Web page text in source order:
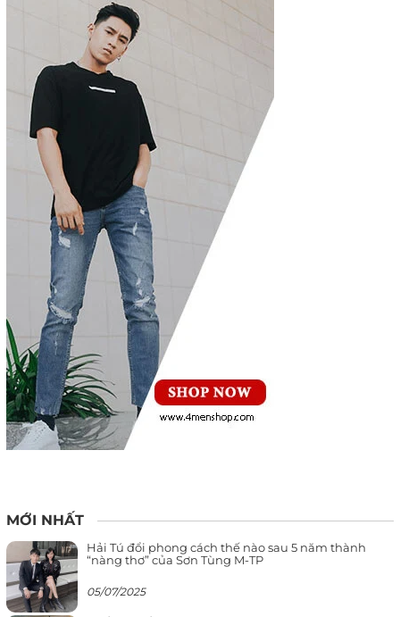
MỚI NHẤT
Hải Tú đổi phong cách thế nào sau 5 năm thành
“nàng thơ” của Sơn Tùng M-TP
05/07/2025